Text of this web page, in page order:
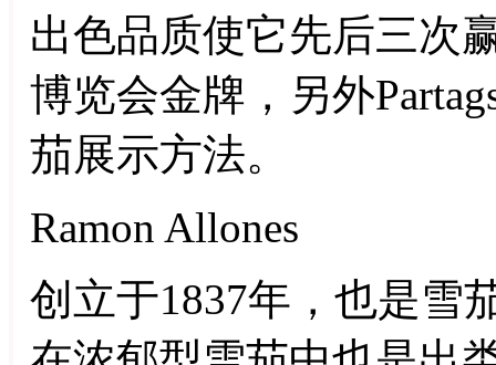
出色品质使它先后三次
博览会金牌，另外
茄展示方法。
Ramon Allones
创立于1837年，也是雪